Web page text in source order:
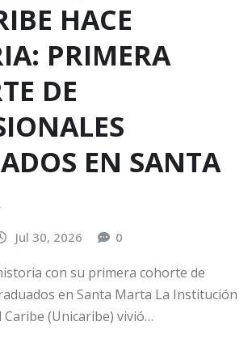
HACE
PRIMERA
DE
EN SANTA
Jul 30, 2026 0
con su primera cohorte de
en Santa Marta La Institución
(Unicaribe) vivió…